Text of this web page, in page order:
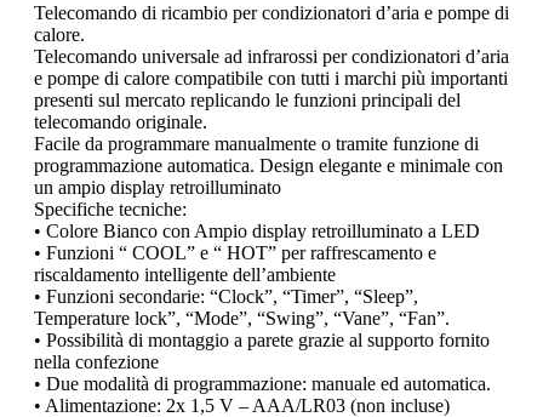
Telecomando di ricambio per condizionatori d’aria e pompe di
calore.
Telecomando universale ad infrarossi per condizionatori d’aria
e pompe di calore compatibile con tutti i marchi più importanti
presenti sul mercato replicando le funzioni principali del
telecomando originale.
Facile da programmare manualmente o tramite funzione di
programmazione automatica. Design elegante e minimale con
un ampio display retroilluminato
Specifiche tecniche:
• Colore Bianco con Ampio display retroilluminato a LED
• Funzioni “ COOL” e “ HOT” per raffrescamento e
riscaldamento intelligente dell’ambiente
• Funzioni secondarie: “Clock”, “Timer”, “Sleep”,
Temperature lock”, “Mode”, “Swing”, “Vane”, “Fan”.
• Possibilità di montaggio a parete grazie al supporto fornito
nella confezione
• Due modalità di programmazione: manuale ed automatica.
• Alimentazione: 2x 1,5 V – AAA/LR03 (non incluse)